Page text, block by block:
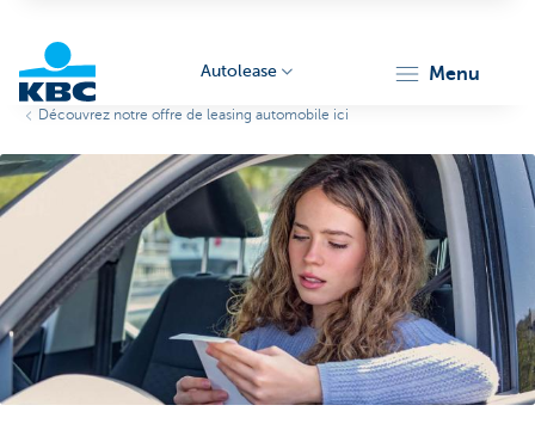
Corporate
Autolease menu
Découvrez notre offre de leasing automobile ici